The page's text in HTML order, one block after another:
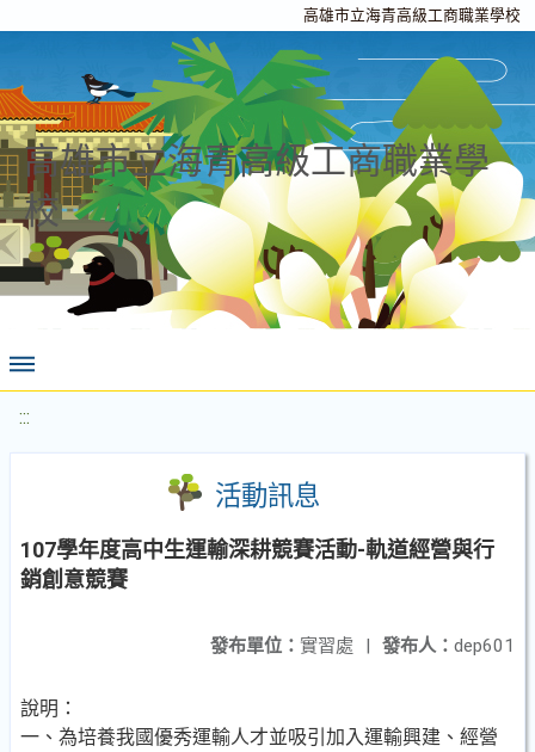
高雄市立海青高級工商職業學校
高雄市立海青高級工商職業學
校
:::
活動訊息
107學年度高中生運輸深耕競賽活動-軌道經營與行
銷創意競賽
發布人： dep601
發布單位： 實習處 |
說明：
一、為培養我國優秀運輸人才並吸引加入運輸興建、經營